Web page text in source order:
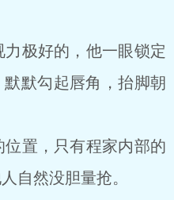
极好的，他一眼锁定
默勾起唇角，抬脚朝
置，只有程家内部的
自然没胆量抢。